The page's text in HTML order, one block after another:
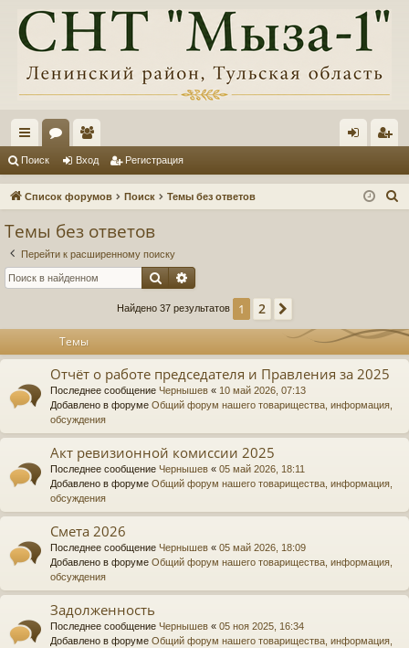
с
ы ум
ол
ьз
ел
д ис
Поиск Вход Регистрация
Список форумов Поиск Темы без ответов
Темы без ответов
Перейти к расширенному поиску
Поиск
Найдено 37 результатов 1 2
Темы
Отчёт о работе председателя и Правления за 2025
Последнее сообщение Чернышев « 10 май 2026, 07:13
Добавлено в форуме Общий форум нашего товарищества, информация,
обсуждения
Акт ревизионной комиссии 2025
Последнее сообщение Чернышев « 05 май 2026, 18:11
Добавлено в форуме Общий форум нашего товарищества, информация,
обсуждения
Смета 2026
Последнее сообщение Чернышев « 05 май 2026, 18:09
Добавлено в форуме Общий форум нашего товарищества, информация,
обсуждения
Задолженность
Последнее сообщение Чернышев « 05 ноя 2025, 16:34
Добавлено в форуме Общий форум нашего товарищества, информация,